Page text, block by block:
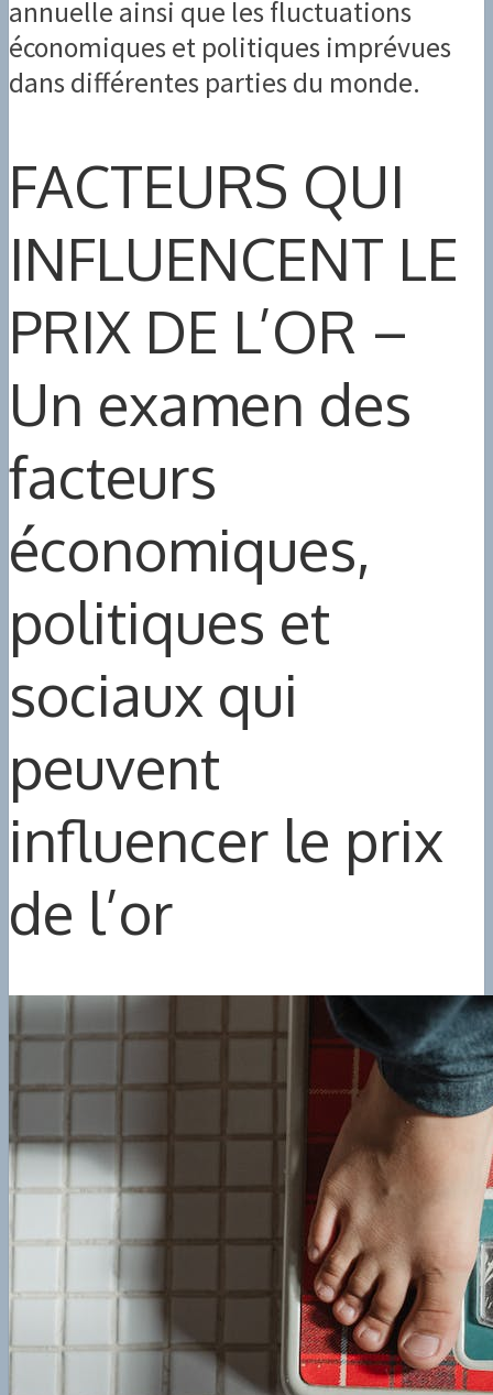
annuelle ainsi que les fluctuations
économiques et politiques imprévues
dans différentes parties du monde.
FACTEURS QUI
INFLUENCENT LE
PRIX DE L’OR –
Un examen des
facteurs
économiques,
politiques et
sociaux qui
peuvent
influencer le prix
de l’or